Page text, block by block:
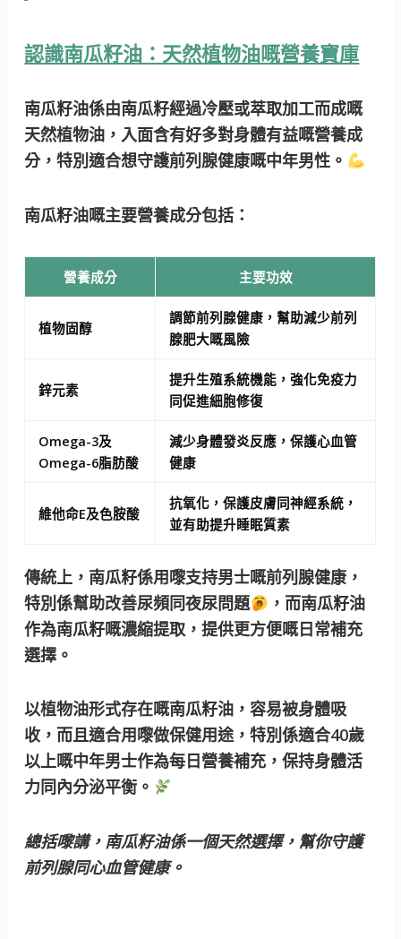
認識南瓜籽油：天然植物油嘅營養寶庫
南瓜籽油係由南瓜籽經過冷壓或萃取加工而成嘅
天然植物油，入面含有好多對身體有益嘅營養成
分，特別適合想守護前列腺健康嘅中年男性。
南瓜籽油嘅主要營養成分包括：
營養成分 主要功效
植物固醇
調節前列腺健康，幫助減少前列
腺肥大嘅風險
鋅元素
提升生殖系統機能，強化免疫力
同促進細胞修復
Omega-3及
Omega-6脂肪酸
減少身體發炎反應，保護心血管
健康
維他命E及色胺酸
抗氧化，保護皮膚同神經系統，
並有助提升睡眠質素
傳統上，南瓜籽係用嚟支持男士嘅前列腺健康，
特別係幫助改善尿頻同夜尿問題
，而南瓜籽油
作為南瓜籽嘅濃縮提取，提供更方便嘅日常補充
選擇。
以植物油形式存在嘅南瓜籽油，容易被身體吸
收，而且適合用嚟做保健用途，特別係適合40歲
以上嘅中年男士作為每日營養補充，保持身體活
力同內分泌平衡。
總括嚟講，南瓜籽油係一個天然選擇，幫你守護
前列腺同心血管健康。